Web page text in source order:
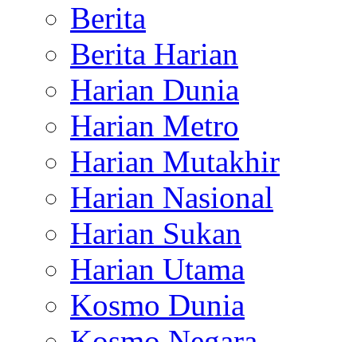
Berita
Berita Harian
Harian Dunia
Harian Metro
Harian Mutakhir
Harian Nasional
Harian Sukan
Harian Utama
Kosmo Dunia